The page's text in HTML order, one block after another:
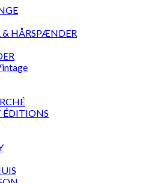
& HÅRSPÆNDER
ÉDITIONS